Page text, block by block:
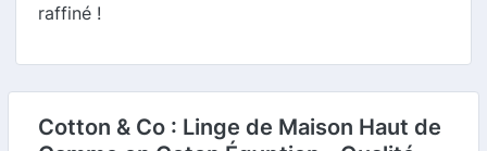
raffiné !
Cotton & Co : Linge de Maison Haut de